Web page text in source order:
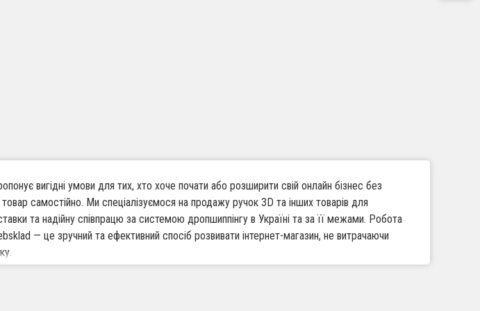
вигідні умови для тих, хто хоче почати або розширити свій онлайн бізнес без
товар самостійно. Ми спеціалізуємося на продажу ручок 3D та інших товарів для
та надійну співпрацю за системою дропшиппінгу в Україні та за її межами. Робота
— це зручний та ефективний спосіб розвивати інтернет-магазин, не витрачаючи